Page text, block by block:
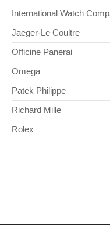
International Watch
Jaeger-Le Coultre
Officine Panerai
Omega
Patek Philippe
Richard Mille
Rolex